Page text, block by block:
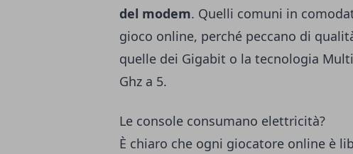
del modem. Quelli comuni in
gioco online, perché peccano di
quelle dei Gigabit o la tecnologia
Ghz a 5.
Le console consumano elettricità?
È chiaro che ogni giocatore online è